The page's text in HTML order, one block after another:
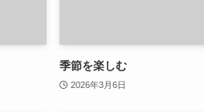
季節を楽しむ
2026年3月6日